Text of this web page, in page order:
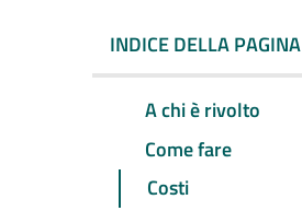
INDICE DELLA PAGINA
A chi è rivolto
Come fare
Costi